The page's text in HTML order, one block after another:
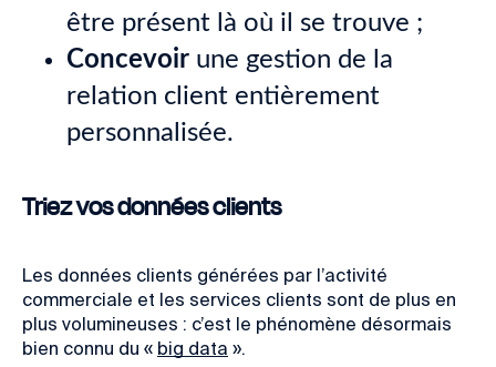
être présent là où il se trouve ;
Concevoir une gestion de la
relation client entièrement
personnalisée.
Triez vos données clients
Les données clients générées par l’activité
commerciale et les services clients sont de plus en
plus volumineuses : c’est le phénomène désormais
bien connu du « big data ».